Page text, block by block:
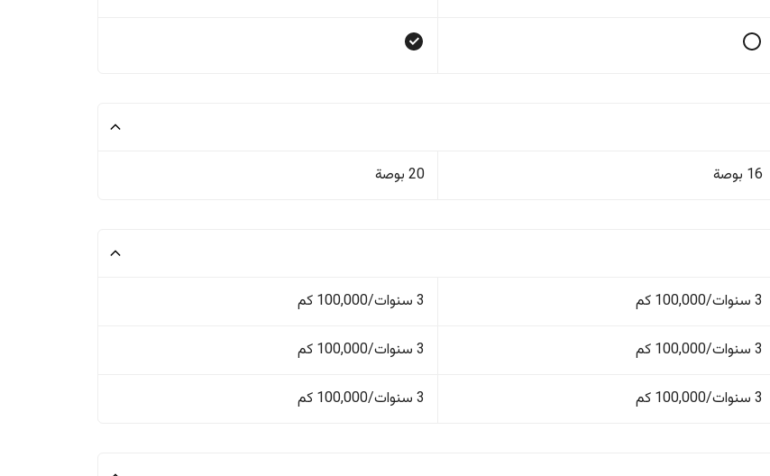
16 بوصة 20 بوصة
3 سنوات/100,000 كم 3 سنوات/100,000 كم
3 سنوات/100,000 كم 3 سنوات/100,000 كم
3 سنوات/100,000 كم 3 سنوات/100,000 كم